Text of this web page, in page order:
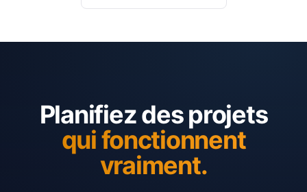
Planifiez des projets
qui fonctionnent
vraiment.